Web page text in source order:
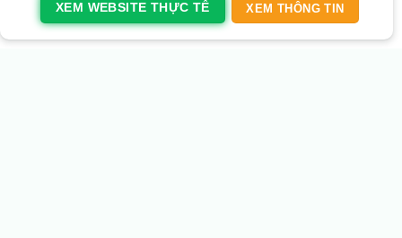
XEM WEBSITE THỰC TẾ XEM THÔNG TIN